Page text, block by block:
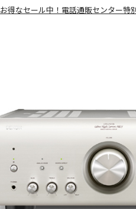
お得なセール中！電話通販センター特